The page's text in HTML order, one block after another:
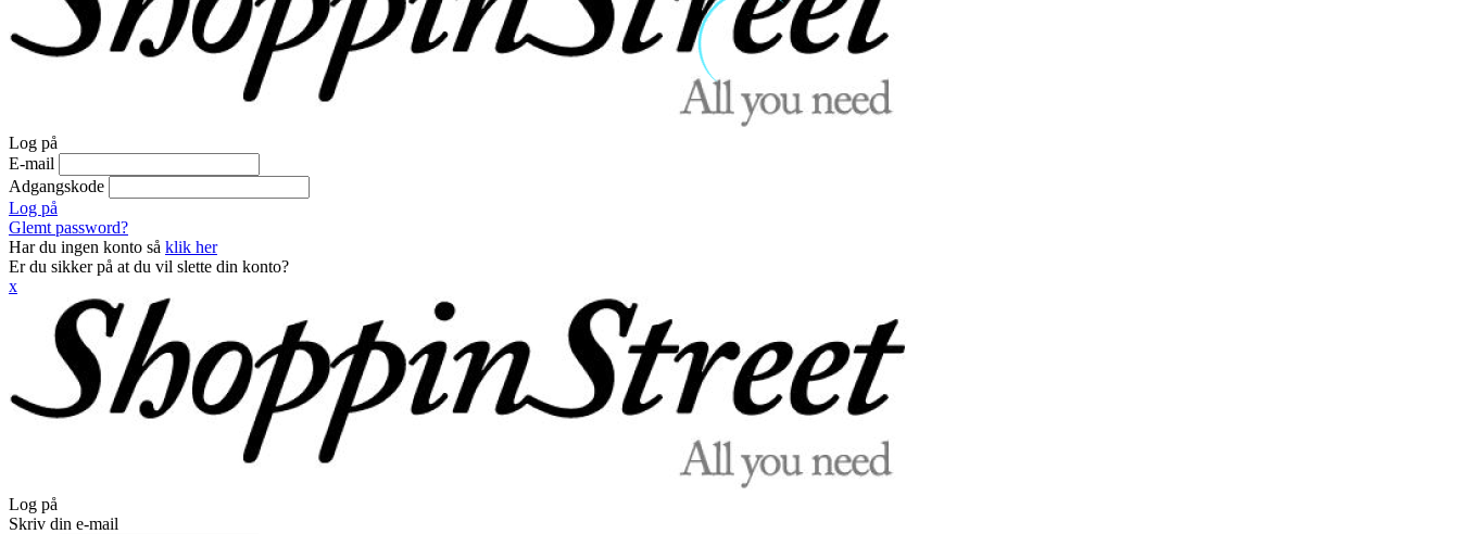
Log på
E-mail
Adgangskode
Log på
Glemt password?
Har du ingen konto så klik her
Er du sikker på at du vil slette din konto?
x
Log på
Skriv din e-mail